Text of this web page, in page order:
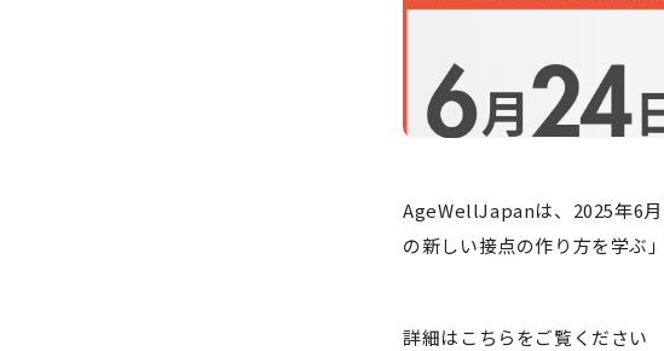
AgeWellJapanは、2025年6
の新しい接点の作り方を学ぶ
詳細はこちらをご覧ください